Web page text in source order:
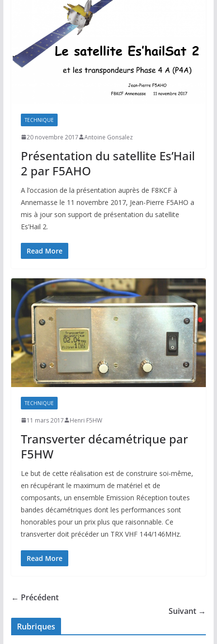
TECHNIQUE
20 novembre 2017 Antoine Gonsalez
Présentation du satellite Es’Hail
2 par F5AHO
A l’occasion de la présentation auprès de F8KCF à
Annemasse le 11 novembre 2017, Jean-Pierre F5AHO a
mis à jour son support de présentation du satellite
Es’Hail 2.
Read More
TECHNIQUE
11 mars 2017 Henri F5HW
Transverter décamétrique par
F5HW
Le but de cette réalisation est de construire soi-même,
en récupérant le maximum de matériel et de
composants, un ensemble Emission Réception toutes
bandes décamétriques dont les performances sont
honorables pour un prix plus que raisonnable. Ce
transverter doit précéder un TRX VHF 144/146MHz.
Read More
← Précédent
Suivant →
Rubriques